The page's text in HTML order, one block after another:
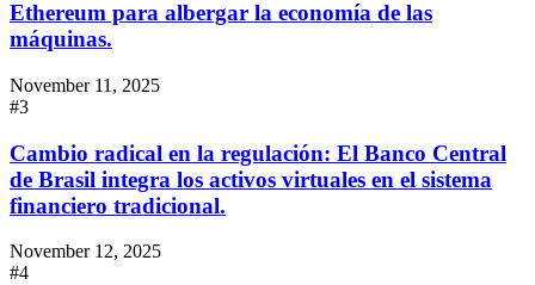
Ethereum para albergar la economía de las
máquinas.
November 11, 2025
#3
Cambio radical en la regulación: El Banco Central
de Brasil integra los activos virtuales en el sistema
financiero tradicional.
November 12, 2025
#4